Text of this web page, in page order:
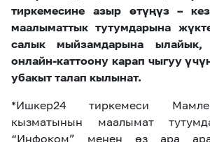
тиркемесине азыр өтүңүз –
маалыматтык тутумдарына
салык мыйзамдарына
онлайн-каттоону карап чыгуу
убакыт талап кылынат.
*Ишкер24 тиркемеси
кызматынын маалымат
“Инфоком” менен өз ара